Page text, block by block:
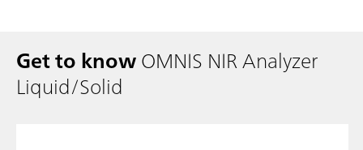
Get to knowOMNIS NIR Analyzer
Liquid/Solid